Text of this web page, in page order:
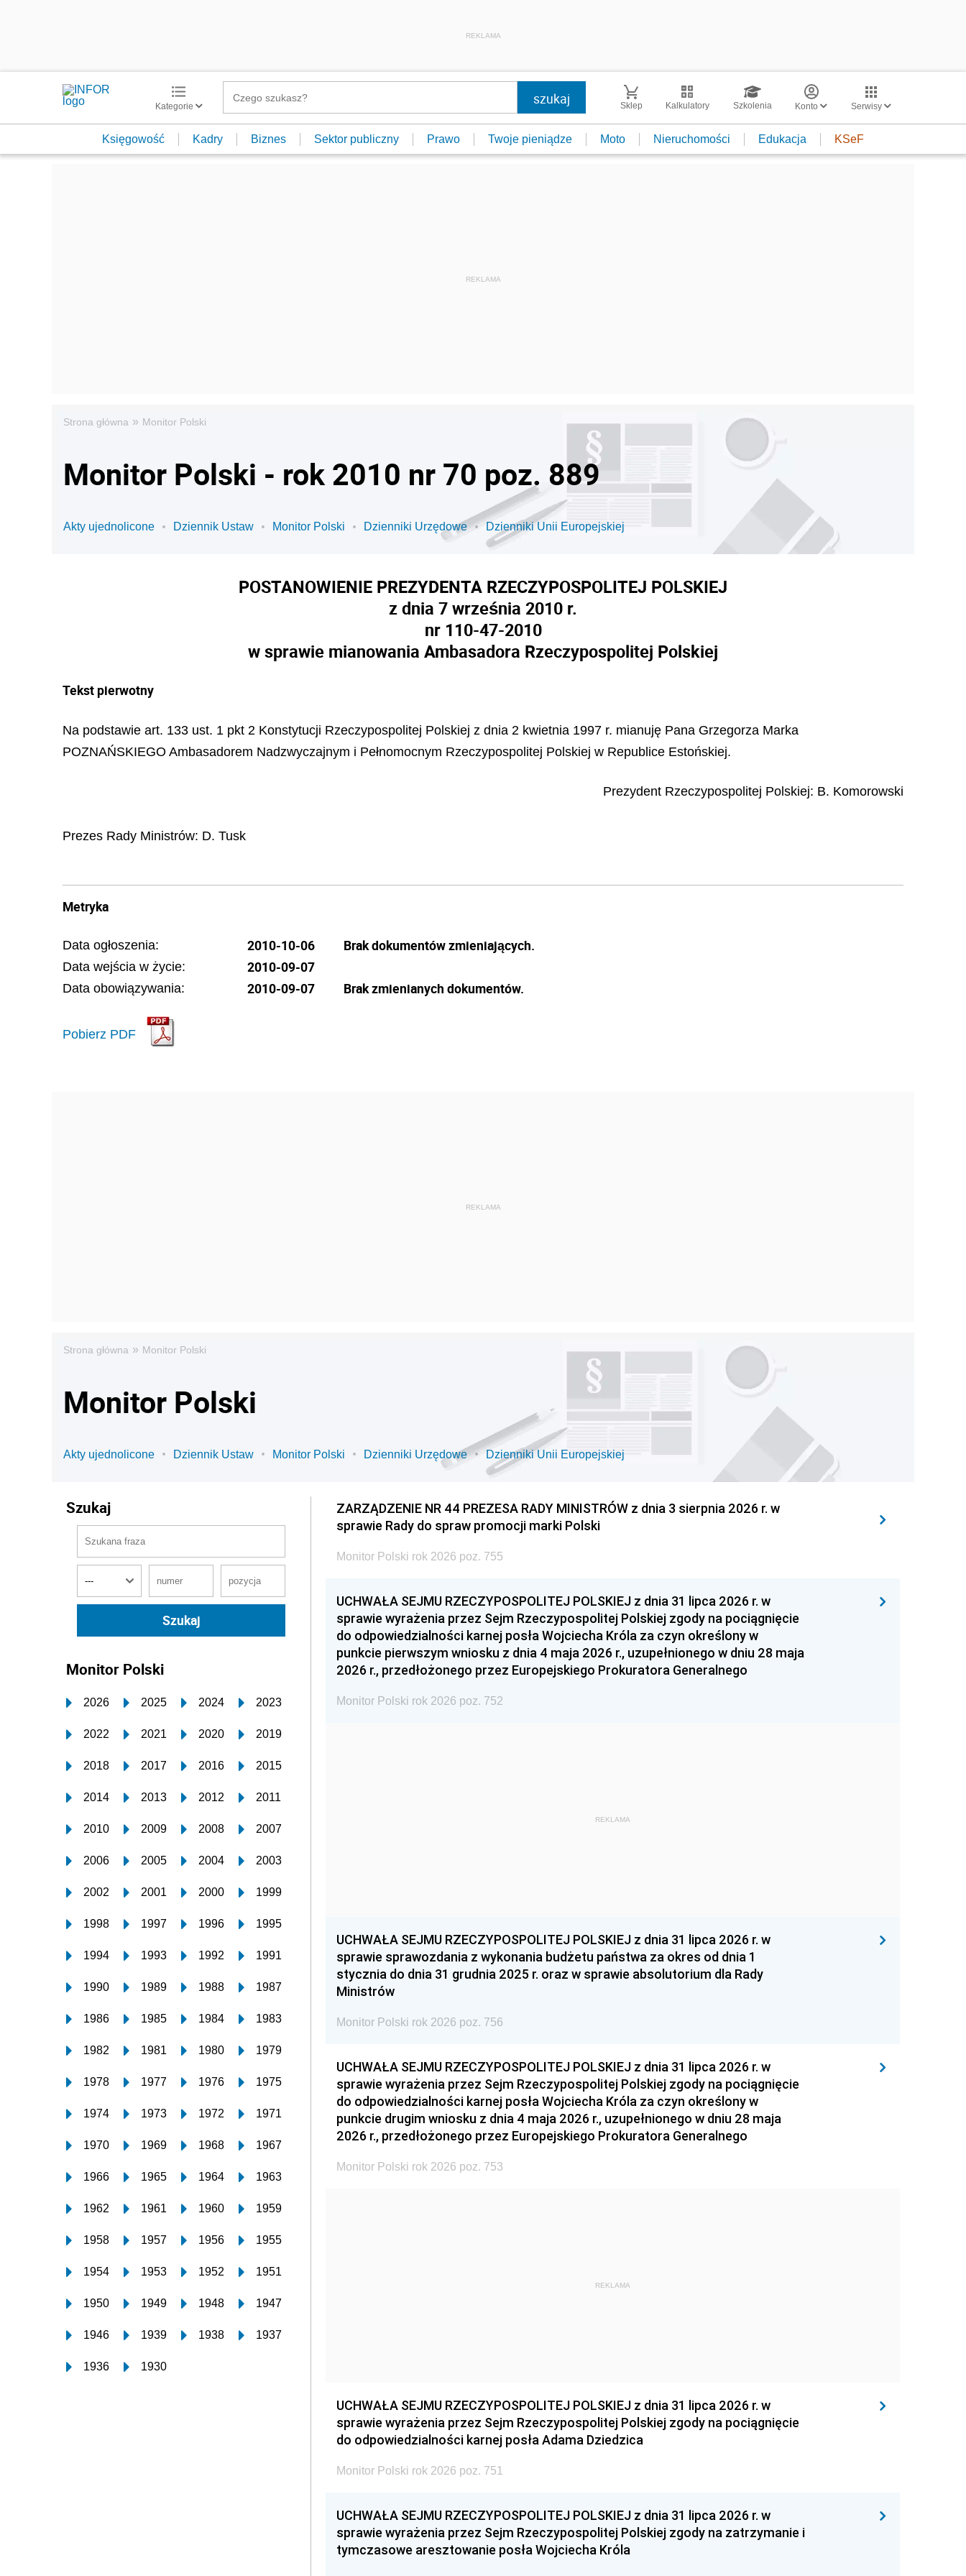
REKLAMA
Kategorie Sklep Kalkulatory Szkolenia Konto Serwisy
Księgowość Kadry Biznes Sektor publiczny Prawo Twoje pieniądze Moto Nieruchomości Edukacja KSeF
Strona główna » Monitor Polski
Monitor Polski - rok 2010 nr 70 poz. 889
Akty ujednolicone Dziennik Ustaw Monitor Polski Dzienniki Urzędowe Dzienniki Unii Europejskiej
POSTANOWIENIE PREZYDENTA RZECZYPOSPOLITEJ POLSKIEJ
z dnia 7 września 2010 r.
nr 110-47-2010
w sprawie mianowania Ambasadora Rzeczypospolitej Polskiej
Tekst pierwotny
Na podstawie art. 133 ust. 1 pkt 2 Konstytucji Rzeczypospolitej Polskiej z dnia 2 kwietnia 1997 r. mianuję Pana Grzegorza Marka
POZNAŃSKIEGO Ambasadorem Nadzwyczajnym i Pełnomocnym Rzeczypospolitej Polskiej w Republice Estońskiej.
Prezydent Rzeczypospolitej Polskiej: B. Komorowski
Prezes Rady Ministrów: D. Tusk
Metryka
Data ogłoszenia: 2010-10-06
Data wejścia w życie: 2010-09-07
Data obowiązywania: 2010-09-07
Pobierz PDF
Brak dokumentów zmieniających.
Brak zmienianych dokumentów.
Strona główna » Monitor Polski
Monitor Polski
Akty ujednolicone Dziennik Ustaw Monitor Polski Dzienniki Urzędowe Dzienniki Unii Europejskiej
Szukaj
Monitor Polski
2026 2025 2024 2023
2022 2021 2020 2019
2018 2017 2016 2015
2014 2013 2012 2011
2010 2009 2008 2007
2006 2005 2004 2003
2002 2001 2000 1999
1998 1997 1996 1995
1994 1993 1992 1991
1990 1989 1988 1987
1986 1985 1984 1983
1982 1981 1980 1979
1978 1977 1976 1975
1974 1973 1972 1971
1970 1969 1968 1967
1966 1965 1964 1963
1962 1961 1960 1959
1958 1957 1956 1955
1954 1953 1952 1951
1950 1949 1948 1947
1946 1939 1938 1937
1936 1930
ZARZĄDZENIE NR 44 PREZESA RADY MINISTRÓW z dnia 3 sierpnia 2026 r. w
sprawie Rady do spraw promocji marki Polski
Monitor Polski rok 2026 poz. 755
UCHWAŁA SEJMU RZECZYPOSPOLITEJ POLSKIEJ z dnia 31 lipca 2026 r. w
sprawie wyrażenia przez Sejm Rzeczypospolitej Polskiej zgody na pociągnięcie
do odpowiedzialności karnej posła Wojciecha Króla za czyn określony w
punkcie pierwszym wniosku z dnia 4 maja 2026 r., uzupełnionego w dniu 28 maja
2026 r., przedłożonego przez Europejskiego Prokuratora Generalnego
Monitor Polski rok 2026 poz. 752
REKLAMA
UCHWAŁA SEJMU RZECZYPOSPOLITEJ POLSKIEJ z dnia 31 lipca 2026 r. w
sprawie sprawozdania z wykonania budżetu państwa za okres od dnia 1
stycznia do dnia 31 grudnia 2025 r. oraz w sprawie absolutorium dla Rady
Ministrów
Monitor Polski rok 2026 poz. 756
UCHWAŁA SEJMU RZECZYPOSPOLITEJ POLSKIEJ z dnia 31 lipca 2026 r. w
sprawie wyrażenia przez Sejm Rzeczypospolitej Polskiej zgody na pociągnięcie
do odpowiedzialności karnej posła Wojciecha Króla za czyn określony w
punkcie drugim wniosku z dnia 4 maja 2026 r., uzupełnionego w dniu 28 maja
2026 r., przedłożonego przez Europejskiego Prokuratora Generalnego
Monitor Polski rok 2026 poz. 753
REKLAMA
UCHWAŁA SEJMU RZECZYPOSPOLITEJ POLSKIEJ z dnia 31 lipca 2026 r. w
sprawie wyrażenia przez Sejm Rzeczypospolitej Polskiej zgody na pociągnięcie
do odpowiedzialności karnej posła Adama Dziedzica
Monitor Polski rok 2026 poz. 751
UCHWAŁA SEJMU RZECZYPOSPOLITEJ POLSKIEJ z dnia 31 lipca 2026 r. w
sprawie wyrażenia przez Sejm Rzeczypospolitej Polskiej zgody na zatrzymanie i
tymczasowe aresztowanie posła Wojciecha Króla